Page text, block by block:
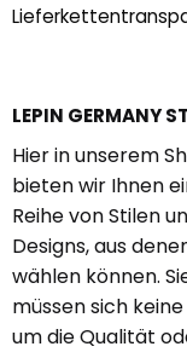
LEPIN GERMANY
Hier in unserem
bieten wir Ihnen
Reihe von Stilen
Designs, aus
wählen können.
müssen sich
um die Qualität